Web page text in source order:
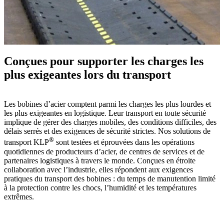
Conçues pour supporter les charges les
plus exigeantes lors du transport
Les bobines d’acier comptent parmi les charges les plus lourdes et
les plus exigeantes en logistique. Leur transport en toute sécurité
implique de gérer des charges mobiles, des conditions difficiles, des
délais serrés et des exigences de sécurité strictes. Nos solutions de
transport KLP® sont testées et éprouvées dans les opérations
quotidiennes de producteurs d’acier, de centres de services et de
partenaires logistiques à travers le monde. Conçues en étroite
collaboration avec l’industrie, elles répondent aux exigences
pratiques du transport des bobines : du temps de manutention limité
à la protection contre les chocs, l’humidité et les températures
extrêmes.